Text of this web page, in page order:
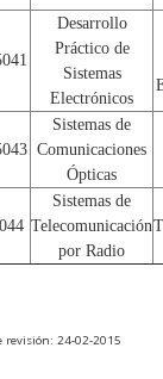
Desarrollo
Práctico de
Sistemas
Electrónicos
Sistemas de
Comunicaciones
Ópticas
Sistemas de
Telecomunicación
por Radio
revisión: 24-02-2015